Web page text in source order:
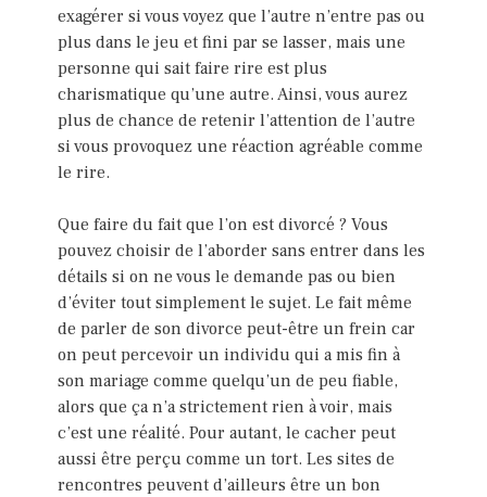
exagérer si vous voyez que l’autre n’entre pas ou
plus dans le jeu et fini par se lasser, mais une
personne qui sait faire rire est plus
charismatique qu’une autre. Ainsi, vous aurez
plus de chance de retenir l’attention de l’autre
si vous provoquez une réaction agréable comme
le rire.
Que faire du fait que l’on est divorcé ? Vous
pouvez choisir de l’aborder sans entrer dans les
détails si on ne vous le demande pas ou bien
d’éviter tout simplement le sujet. Le fait même
de parler de son divorce peut-être un frein car
on peut percevoir un individu qui a mis fin à
son mariage comme quelqu’un de peu fiable,
alors que ça n’a strictement rien à voir, mais
c’est une réalité. Pour autant, le cacher peut
aussi être perçu comme un tort. Les sites de
rencontres peuvent d’ailleurs être un bon